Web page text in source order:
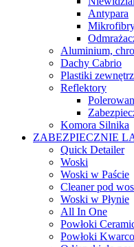
Antypara
Aluminium,
Dachy Cabrio
Plastiki
Reflektory
Komora Silnika
ZABEZPIECZNIE
Quick Detailer
Woski
Woski w Paście
Cleaner pod
Woski w Płynie
All In One
Powłoki
Powłoki